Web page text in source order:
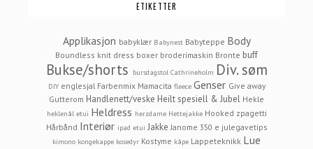
ETIKETTER
Applikasjon babyklær Babynest Babyteppe Body
Boundless knit dress boxer broderimaskin Bronte buff
Bukse/shorts bursdagstol Cathrineholm Div. søm
DIY englesjal Farbenmix Mamacita fleece Genser Give away
Gutterom Handlenett/veske Heilt spesiell & Jubel Hekle
heklenål etui Heldress herzdame Hettejakke Hooked zpagetti
Hårbånd Interiør ipad etui Jakke Janome 350 e julegavetips
kimono kongekappe kosedyr Kostyme kåpe Lappeteknikk Lue